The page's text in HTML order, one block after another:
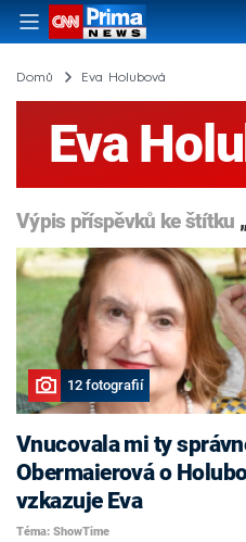
Domů Eva Holubová
Eva
Výpis příspěvků ke štítku
12 fotografií
Vnucovala mi ty
Obermaierová o
vzkazuje Eva
Téma: ShowTime